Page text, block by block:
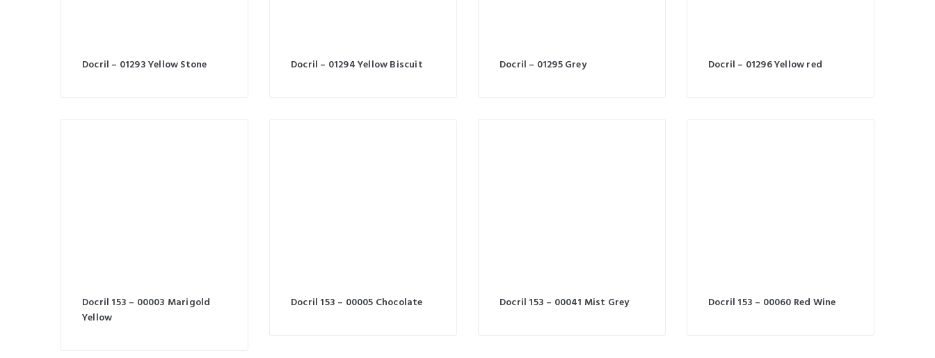
Docril – 01293 Yellow Stone Docril – 01294 Yellow Biscuit Docril – 01295 Grey Docril – 01296 Yellow red
Docril 153 – 00003 Marigold
Yellow
Docril 153 – 00005 Chocolate Docril 153 – 00041 Mist Grey Docril 153 – 00060 Red Wine